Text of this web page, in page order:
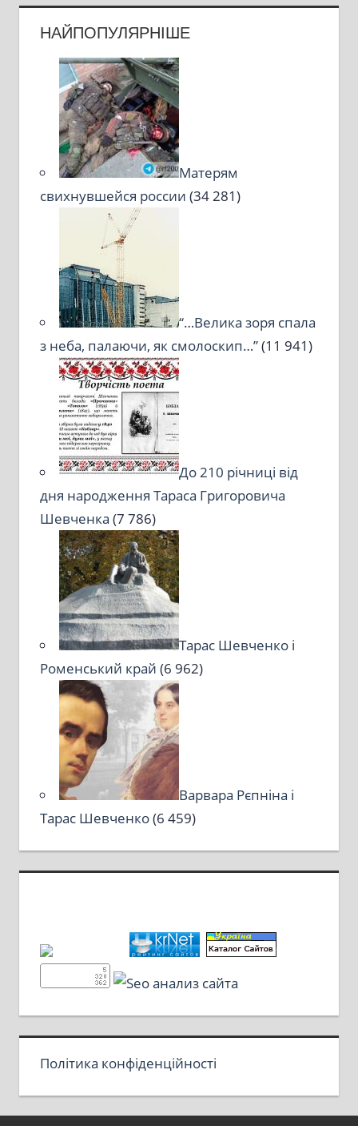
НАЙПОПУЛЯРНІШЕ
Матерям
свихнувшейся россии (34 281)
“…Велика зоря спала
з неба, палаючи, як смолоскип…”(11 941)
До 210 річниці від
дня народження Тараса Григоровича
Шевченка (7 786)
Тарас Шевченко і
Роменський край (6 962)
Варвара Рєпніна і
Тарас Шевченко(6 459)
Політика конфіденційності